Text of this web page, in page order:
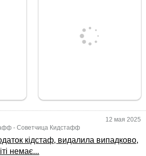
12 мая 2025
-Советчица Кидстафф
кідстаф, видалила випадково,
немає...